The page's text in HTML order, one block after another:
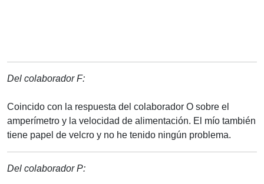
Del colaborador F:
Coincido con la respuesta del colaborador O sobre el
amperímetro y la velocidad de alimentación. El mío también
tiene papel de velcro y no he tenido ningún problema.
Del colaborador P: